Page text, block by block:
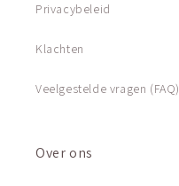
Privacybeleid
Klachten
Veelgestelde vragen (FAQ)
Over ons